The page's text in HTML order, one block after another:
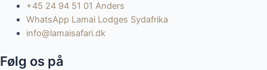
+45 24 94 51 01 Anders
WhatsApp Lamai Lodges Sydafrika
info@lamaisafari.dk
Følg os på